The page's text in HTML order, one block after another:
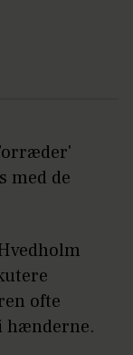
med de
ofte
hænderne.